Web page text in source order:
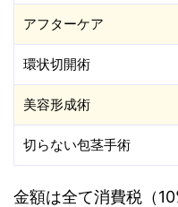
アフターケア
環状切開術
美容形成術
切らない包茎手術
金額は全て消費税（